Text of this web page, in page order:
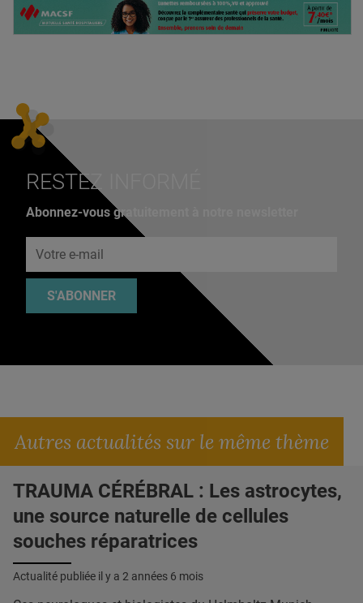
RESTEZ INFORMÉ
Abonnez-vous gratuitement à notre newsletter
S'ABONNER
Autres actualités sur le même thème
TRAUMA CÉRÉBRAL : Les astrocytes,
une source naturelle de cellules
souches réparatrices
Actualité publiée il y a 2 années 6 mois